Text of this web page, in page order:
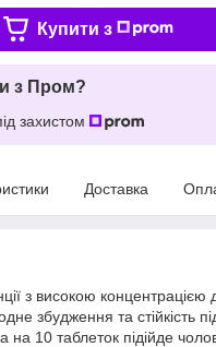
Купити з
з Пром?
захистом
Доставка
з високою концентрацією
збудження та стійкість
на 10 таблеток підійде